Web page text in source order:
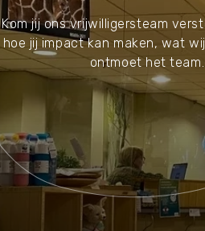
Kom jij ons vrijwilligersteam
hoe jij impact kan maken, wat
ontmoet het team.